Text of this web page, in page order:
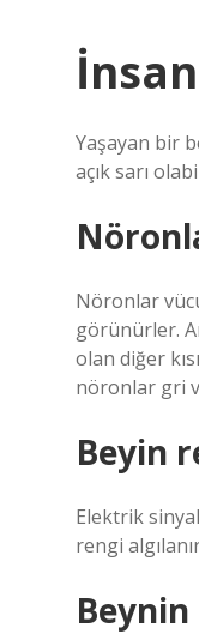
Yaşayan bir
açık sarı
Nöronlar
görünürler.
olan diğer
nöronlar gri
Beyin
Elektrik
rengi